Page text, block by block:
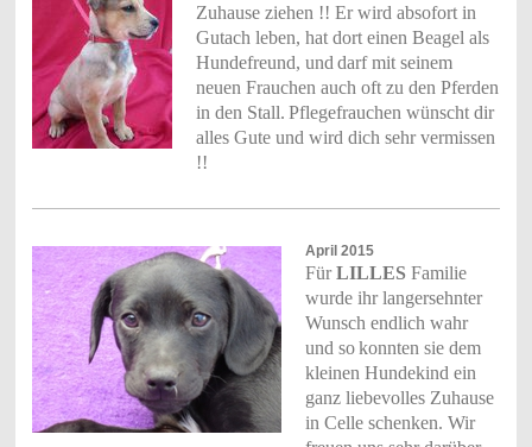
Zuhause ziehen !! Er wird absofort in
Gutach leben, hat dort einen Beagel als
Hundefreund, und darf mit seinem
neuen Frauchen auch oft zu den Pferden
in den Stall. Pflegefrauchen wünscht dir
alles Gute und wird dich sehr vermissen
!!
April 2015
FürLILLESFamilie
wurde ihr langersehnter
Wunsch endlich wahr
und sokonnten sie dem
kleinen Hundekind ein
ganz liebevolles Zuhause
in Celle schenken. Wir